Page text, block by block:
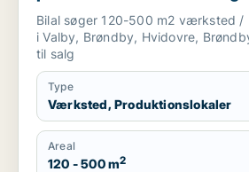
Brøndby eller Hvidovre m.fl.
Bilal søger 120-500 m2 værksted /
i Valby, Brøndby, Hvidovre,
til salg
Type
Værksted, Produktionslokaler
Areal
120 - 500 m2